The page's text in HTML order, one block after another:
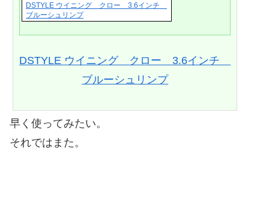
DSTYLE ウイニング クロー 3.6インチ
ブルーシュリンプ
DSTYLE ウイニング クロー 3.6インチ
ブルーシュリンプ
早く使ってみたい。
それではまた。